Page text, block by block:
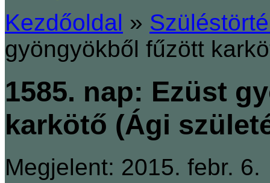
Kezdőoldal »
gyöngyökből fűzött
1585. nap: Ezüst
karkötő (Ági
Megjelent: 2015. febr. 6.